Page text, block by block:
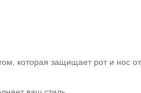
которая защищает рот и нос